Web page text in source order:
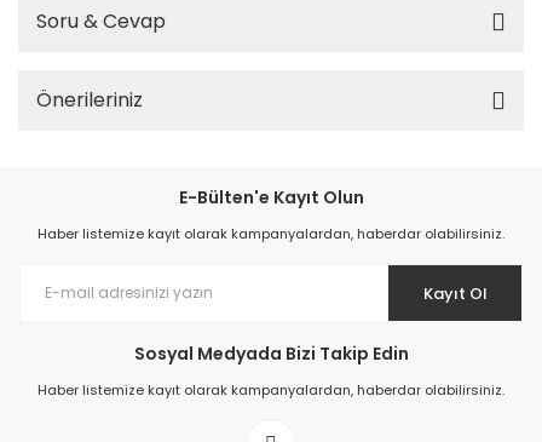
Soru & Cevap
Önerileriniz
E-Bülten'e Kayıt Olun
Haber listemize kayıt olarak kampanyalardan, haberdar olabilirsiniz.
Kayıt Ol
Sosyal Medyada Bizi Takip Edin
Haber listemize kayıt olarak kampanyalardan, haberdar olabilirsiniz.